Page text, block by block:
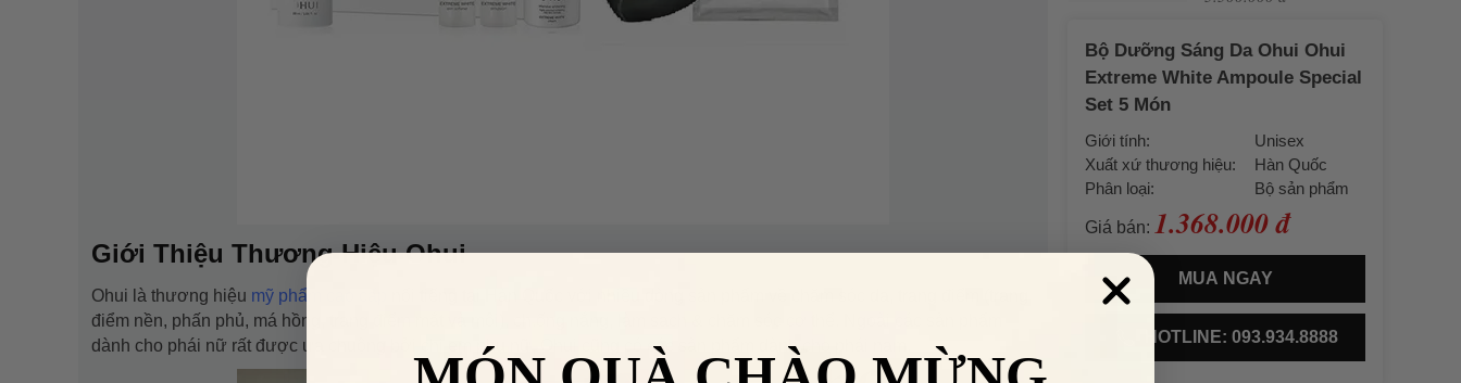
Giới Thiệu Thương Hiệu Ohui
Ohui là thương hiệu mỹ phẩm cao cấp
điểm nền, phấn phủ, má hồng, trang điểm mắt và môi), ch.ống nắng, làm sạch & chăm sóc cơ thể. Ngoài các sản phẩm
dành cho phái nữ rất được ưa chuộng bởi chị em phụ nữ, Ohui cũng có các sản phẩm dành cho phái nam.
Bộ Dưỡng Sáng Da Ohui Ohui
Extreme White Ampoule Special
Set 5 Món
Giới tính:
Unisex
Xuất xứ thương hiệu:
Hàn Quốc
Phân loại:
Bộ sản phẩm
Giá bán: 1.368.000 đ
MUA NGAY
HOTLINE: 093.934.8888